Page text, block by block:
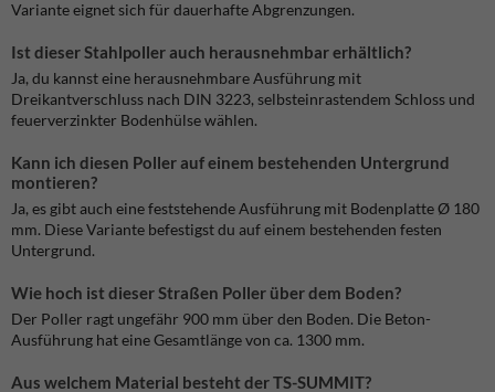
Variante eignet sich für dauerhafte Abgrenzungen.
Ist dieser Stahlpoller auch herausnehmbar erhältlich?
Ja, du kannst eine herausnehmbare Ausführung mit
Dreikantverschluss nach DIN 3223, selbsteinrastendem Schloss und
feuerverzinkter Bodenhülse wählen.
Kann ich diesen Poller auf einem bestehenden Untergrund
montieren?
Ja, es gibt auch eine feststehende Ausführung mit Bodenplatte Ø 180
mm. Diese Variante befestigst du auf einem bestehenden festen
Untergrund.
Wie hoch ist dieser Straßen Poller über dem Boden?
Der Poller ragt ungefähr 900 mm über den Boden. Die Beton-
Ausführung hat eine Gesamtlänge von ca. 1300 mm.
Aus welchem Material besteht der TS-SUMMIT?